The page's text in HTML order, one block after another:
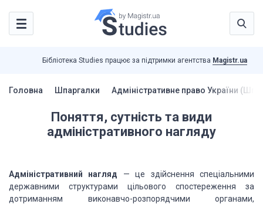
Бібліотека Studies працює за підтримки агентства Magistr.ua
Головна Шпаргалки Адміністративне право України
Поняття, сутність та види
адміністративного нагляду
Адміністративний нагляд — це здійснення спеціальними
державними структурами цільового спостереження за
дотриманням виконавчо-розпорядчими органами,